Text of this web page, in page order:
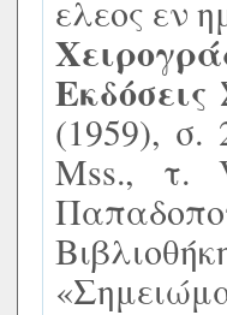
ελεος εν
(1959), σ.
Mss., τ.